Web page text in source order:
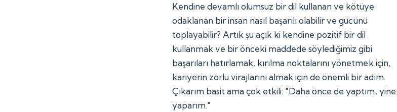
Kendine devamlı olumsuz bir dil kullanan ve kötüye
odaklanan bir insan nasıl başarılı olabilir ve gücünü
toplayabilir? Artık şu açık ki kendine pozitif bir dil
kullanmak ve bir önceki maddede söylediğimiz gibi
başarıları hatırlamak, kırılma noktalarını yönetmek için,
kariyerin zorlu virajlarını almak için de önemli bir adım.
Çıkarım basit ama çok etkili: "Daha önce de yaptım, yine
yaparım."